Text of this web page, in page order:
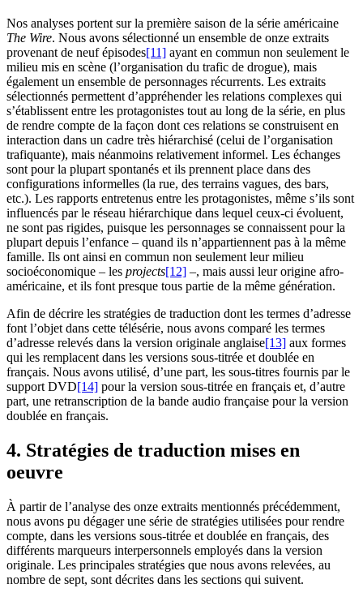
Nos analyses portent sur la première saison de la série américaine
The Wire. Nous avons sélectionné un ensemble de onze extraits
provenant de neuf épisodes[11] ayant en commun non seulement le
milieu mis en scène (l’organisation du trafic de drogue), mais
également un ensemble de personnages récurrents. Les extraits
sélectionnés permettent d’appréhender les relations complexes qui
s’établissent entre les protagonistes tout au long de la série, en plus
de rendre compte de la façon dont ces relations se construisent en
interaction dans un cadre très hiérarchisé (celui de l’organisation
trafiquante), mais néanmoins relativement informel. Les échanges
sont pour la plupart spontanés et ils prennent place dans des
configurations informelles (la rue, des terrains vagues, des bars,
etc.). Les rapports entretenus entre les protagonistes, même s’ils sont
influencés par le réseau hiérarchique dans lequel ceux-ci évoluent,
ne sont pas rigides, puisque les personnages se connaissent pour la
plupart depuis l’enfance – quand ils n’appartiennent pas à la même
famille. Ils ont ainsi en commun non seulement leur milieu
socioéconomique – les projects[12] –, mais aussi leur origine afro-
américaine, et ils font presque tous partie de la même génération.
Afin de décrire les stratégies de traduction dont les termes d’adresse
font l’objet dans cette télésérie, nous avons comparé les termes
d’adresse relevés dans la version originale anglaise[13] aux formes
qui les remplacent dans les versions sous-titrée et doublée en
français. Nous avons utilisé, d’une part, les sous-titres fournis par le
support DVD[14] pour la version sous-titrée en français et, d’autre
part, une retranscription de la bande audio française pour la version
doublée en français.
4. Stratégies de traduction mises en
oeuvre
À partir de l’analyse des onze extraits mentionnés précédemment,
nous avons pu dégager une série de stratégies utilisées pour rendre
compte, dans les versions sous-titrée et doublée en français, des
différents marqueurs interpersonnels employés dans la version
originale. Les principales stratégies que nous avons relevées, au
nombre de sept, sont décrites dans les sections qui suivent.